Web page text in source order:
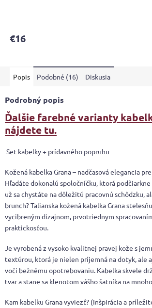
€16
Popis Podobné (16) Diskusia
Podrobný popis
Ďalšie farebné varianty
nájdete tu.
Set kabelky + prídavného popruhu
Kožená kabelka Grana – nadčasová elegancia
Hľadáte dokonalú spoločníčku, ktorá
už sa chystáte na dôležitú pracovnú schôdzku,
brunch? Talianska kožená kabelka Grana
vycibreným dizajnom, prvotriednym
praktickosťou.
Je vyrobená z vysoko kvalitnej pravej kože s
textúrou, ktorá je nielen príjemná na dotyk, ale
voči bežnému opotrebovaniu. Kabelka skvele
tvar a stane sa klenotom vášho šatníka na
Kam kabelku Grana vyviezť? (Inšpirácia a